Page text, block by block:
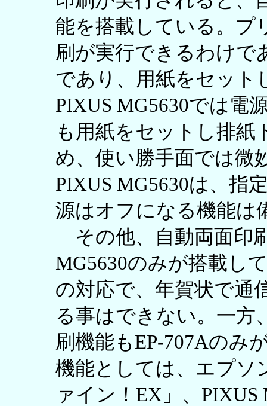
能を搭載している。プ
刷が実行できるわけで
であり、用紙をセット
PIXUS MG5630では電
も用紙をセットし排紙
め、使い勝手面では微
PIXUS MG5630は、指
源はオフになる機能は
その他、自動両面印
MG5630のみが搭載し
の対応で、年賀状で通
る事はできない。一方
刷機能もEP-707Aのみ
機能としては、エプソ
ァイン！EX」、